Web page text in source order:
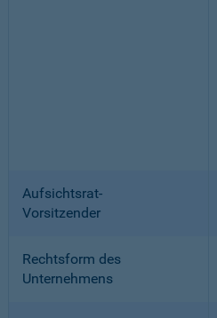
Aufsichtsrat-
Vorsitzender
Rechtsform des
Unternehmens